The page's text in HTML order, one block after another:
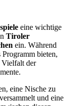
eine wichtige
Tiroler
ein. Während
Programm bieten,
Vielfalt der
eine Nische zu
und eine